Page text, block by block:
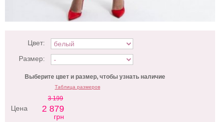
Цвет:
Размер:
Выберите цвет и размер, чтобы узнать наличие
Таблица размеров
Цена
3 199
2 879
грн